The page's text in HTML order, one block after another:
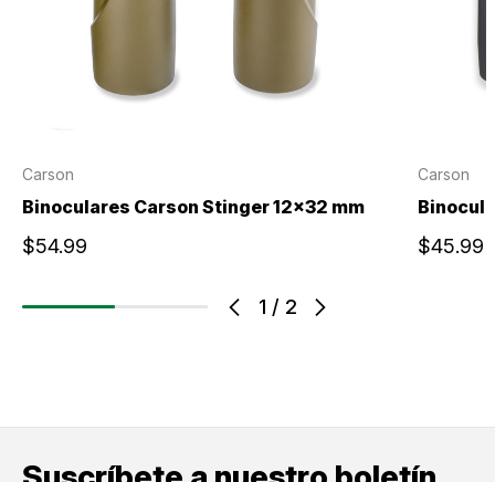
1 / 2
Carson
Binoculares Carson Stinger 12x32 mm
$54.99
Carson
$45.99